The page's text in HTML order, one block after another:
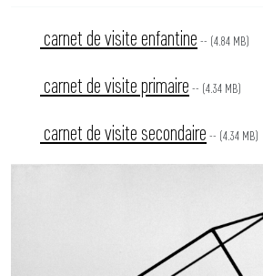
carnet de visite enfantine -- (4.84 MB)
carnet de visite primaire -- (4.34 MB)
carnet de visite secondaire -- (4.34 MB)